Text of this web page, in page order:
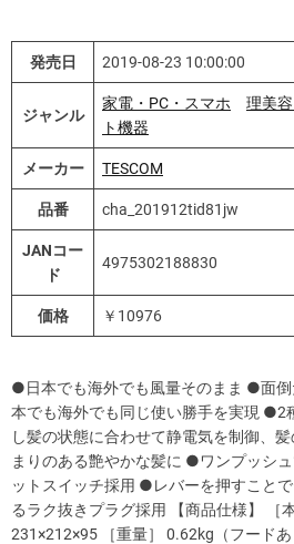
発売日 2019-08-23 10:00:00
ジャンル
家電・PC・スマホ 理美
ト機器
メーカー TESCOM
品番 cha_201912tid81jw
JANコー
ド
4975302188830
価格 ￥10976
●日本でも海外でも風量そのまま ●面倒
本でも海外でも同じ使い勝手を実現 ●2
し髪の状態に合わせて静電気を制御、
まりのある艶やかな髪に ●ワンプッシ
ットスイッチ採用 ●レバーを押すこと
るラク抜きプラグ採用 【商品仕様】 ［
231×212×95 ［重量］ 0.62kg（フードあ